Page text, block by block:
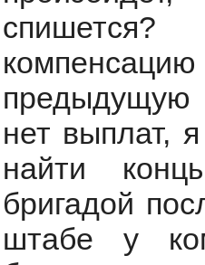
предыдущую
нет выплат,
найти
бригадой
штабе у